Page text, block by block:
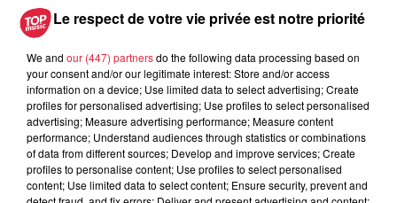
Toute l'actu
Le respect de votre vie privée est notre priorité
We and our (447) partnersdo the following data processing based on
your consent and/or our legitimate interest: Store and/or access
information on a device; Use limited data to select advertising; Create
profiles for personalised advertising; Use profiles to select personalised
advertising; Measure advertising performance; Measure content
performance; Understand audiences through statistics or combinations
of data from different sources; Develop and improve services; Create
profiles to personalise content; Use profiles to select personalised
content; Use limited data to select content; Ensure security, prevent and